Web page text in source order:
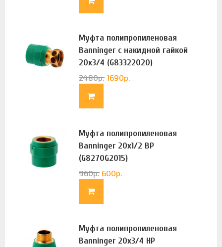
Муфта полипропиленовая
Banninger с накидной гайкой
20х3/4 (G83322020)
2480р. 1690р.
Муфта полипропиленовая
Banninger 20х1/2 ВР
(G8270G2015)
960р. 600р.
Муфта полипропиленовая
Banninger 20х3/4 НР